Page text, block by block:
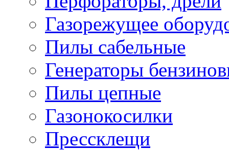
Газорежущее
Пилы сабельные
Генераторы
Пилы цепные
Газонокосилки
Прессклещи